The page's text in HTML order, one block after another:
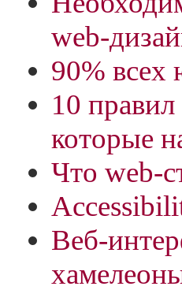
web-
90% всех
10
которые
Что web-
Веб-